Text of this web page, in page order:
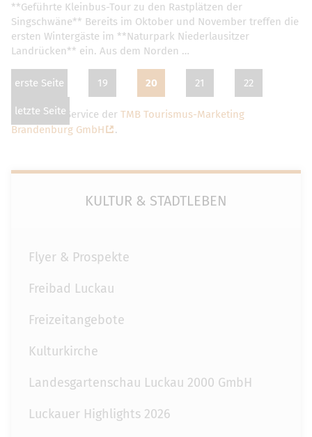
**Geführte Kleinbus-Tour zu den Rastplätzen der
Singschwäne** Bereits im Oktober und November treffen die
ersten Wintergäste im **Naturpark Niederlausitzer
Landrücken** ein. Aus dem Norden …
erste Seite 19 20 21 22
letzte Seite
Dies ist ein Service der TMB Tourismus-Marketing
Brandenburg GmbH
.
KULTUR & STADTLEBEN
Flyer & Prospekte
Freibad Luckau
Freizeitangebote
Kulturkirche
Landesgartenschau Luckau 2000 GmbH
Luckauer Highlights 2026